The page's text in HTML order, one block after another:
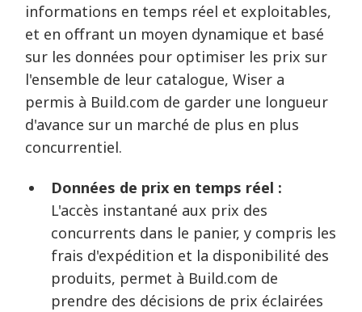
informations en temps réel et exploitables,
et en offrant un moyen dynamique et basé
sur les données pour optimiser les prix sur
l'ensemble de leur catalogue, Wiser a
permis à Build.com de garder une longueur
d'avance sur un marché de plus en plus
concurrentiel.
Données de prix en temps réel :
L'accès instantané aux prix des
concurrents dans le panier, y compris les
frais d'expédition et la disponibilité des
produits, permet à Build.com de
prendre des décisions de prix éclairées